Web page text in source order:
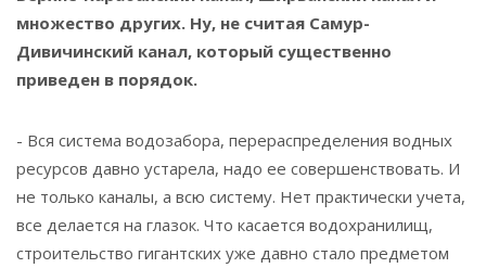
множество других. Ну, не считая Самур-
Дивичинский канал, который существенно
приведен в порядок.
- Вся система водозабора, перераспределения водных
ресурсов давно устарела, надо ее совершенствовать. И
не только каналы, а всю систему. Нет практически учета,
все делается на глазок. Что касается водохранилищ,
строительство гигантских уже давно стало предметом